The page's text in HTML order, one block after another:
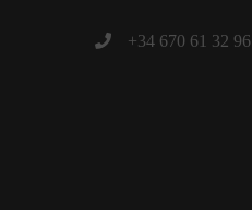
+34 670 61 32 96